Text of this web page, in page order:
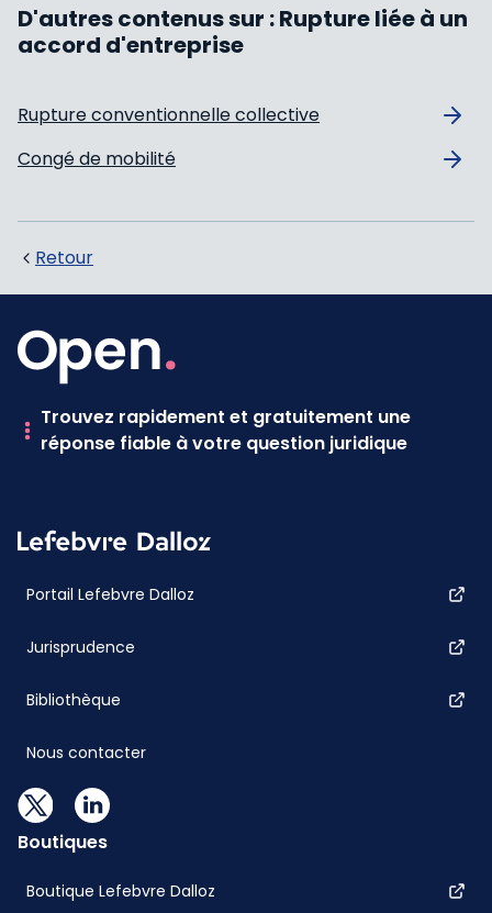
D'autres contenus sur :Rupture liée à un
accord d'entreprise
Rupture conventionnelle collective
Congé de mobilité
Retour
Trouvez rapidement et gratuitement une
réponse fiable à votre question juridique
Portail Lefebvre Dalloz
Jurisprudence
Bibliothèque
Nous contacter
Boutiques
Boutique Lefebvre Dalloz